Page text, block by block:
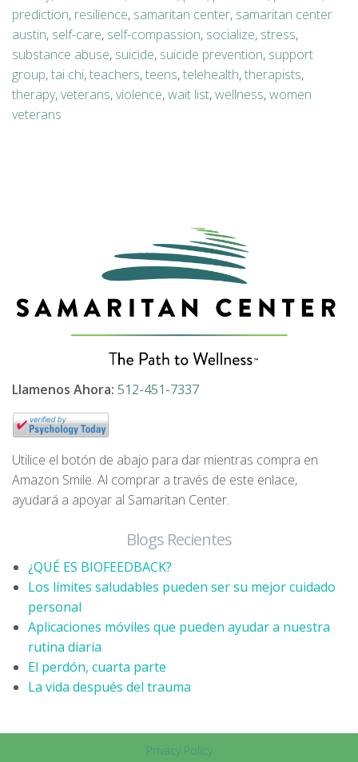
prediction, resilience, samaritan center, samaritan center
austin, self-care, self-compassion, socialize, stress,
substance abuse, suicide, suicide prevention, support
group,tai chi,teachers,teens,telehealth,therapists,
therapy,veterans,violence,wait list,wellness,women
veterans
Llamenos Ahora: 512-451-7337
Utilice el botón de abajo para dar mientras compra en
Amazon Smile. Al comprar a través de este enlace,
ayudará a apoyar al Samaritan Center.
Blogs Recientes
¿QUÉ ES BIOFEEDBACK?
Los límites saludables pueden ser su mejor cuidado
personal
Aplicaciones móviles que pueden ayudar a nuestra
rutina diaria
El perdón, cuarta parte
La vida después del trauma
Privacy Policy